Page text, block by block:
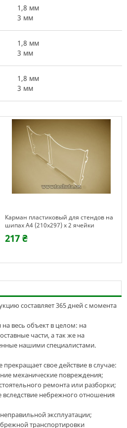
1,8 мм
3 мм
1,8 мм
3 мм
1,8 мм
3 мм
Карман пластиковый для стендов на
шипах А4 (210х297) х 2 ячейки
217 ₴
составляет 365 дней с момента
на весь объект в целом: на
части, а так же на
нашими специалистами.
свое действие в случае:
механические повреждения;
ремонта или разборки;
небрежного отношения
эксплуатации;
транспортировки